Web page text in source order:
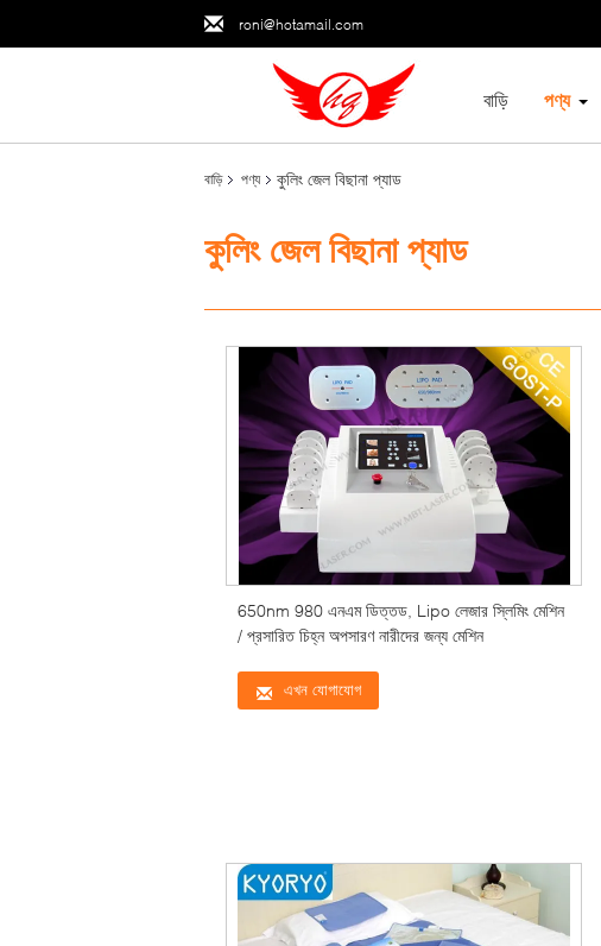
roni@hotamail.com
বাড়ি পণ্য
বাড়ি পণ্য কুলিং জেল বিছানা প্যাড
কুলিং জেল বিছানা প্যাড
650nm 980 এনএম ডিত্তড, Lipo লেজার স্লিমিং মেশিন
/ প্রসারিত চিহ্ন অপসারণ নারীদের জন্য মেশিন
এখন যোগাযোগ